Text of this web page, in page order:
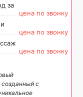
за
цена по звонку
цена по звонку
цена по звонку
созданный с